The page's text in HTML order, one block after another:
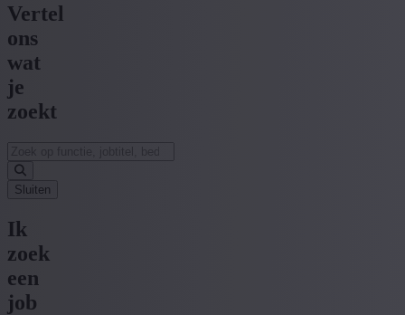
Vertel
ons
wat
je
zoekt
Sluiten
Ik
zoek
een
job